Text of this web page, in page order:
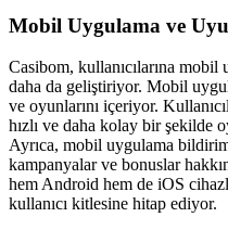
Mobil Uygulama ve
Casibom, kullanıcılarına
daha da geliştiriyor. Mobil
ve oyunlarını içeriyor.
hızlı ve daha kolay bir şekilde
Ayrıca, mobil uygulama
kampanyalar ve bonuslar
hem Android hem de iOS
kullanıcı kitlesine hitap ediyor.